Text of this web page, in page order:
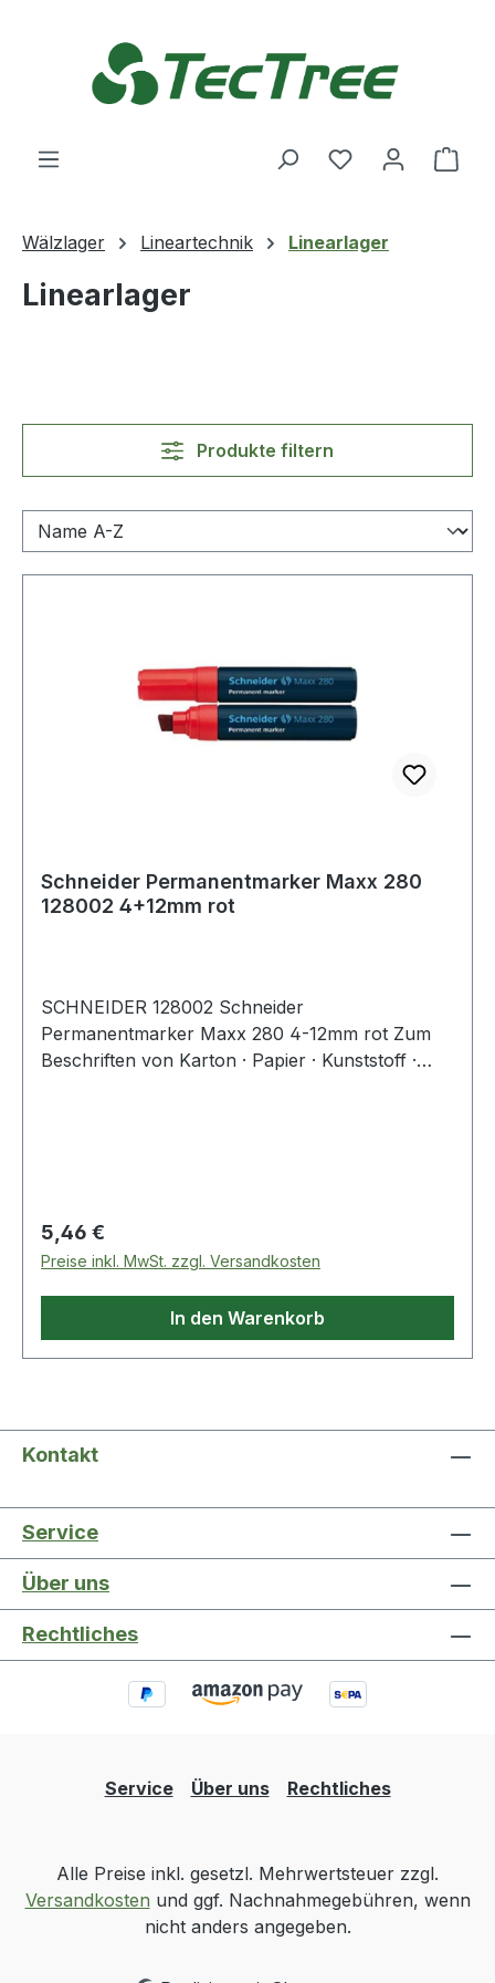
Du hast 0
Wälzlager Lineartechnik Linearlager
Linearlager
Produkte filtern
Schneider Permanentmarker Maxx 280
128002 4+12mm rot
SCHNEIDER 128002 Schneider
Permanentmarker Maxx 280 4-12mm rot Zum
Beschriften von Karton · Papier · Kunststoff ·
Regulärer Preis:
5,46 €
Preise inkl. MwSt. zzgl. Versandkosten
In den Warenkorb
Kontakt
Service
Über uns
Rechtliches
Service Über uns Rechtliches
Alle Preise inkl. gesetzl. Mehrwertsteuer zzgl.
Versandkosten und ggf. Nachnahmegebühren, wenn
nicht anders angegeben.